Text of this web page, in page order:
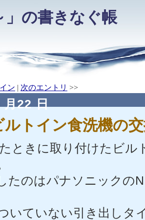
」の書きなぐ帳
ン | 次のエントリ >>
月22 日
ルトイン食洗機の
ときに取り付けたビル
たのはパナソニックの
いていない引き出しタ